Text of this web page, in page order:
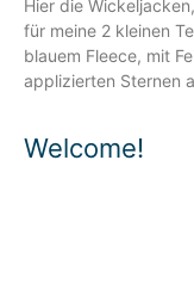
Welcome!
Hier die
für meine 2 kleinen
blauem Fleece, mit
applizierten Sternen